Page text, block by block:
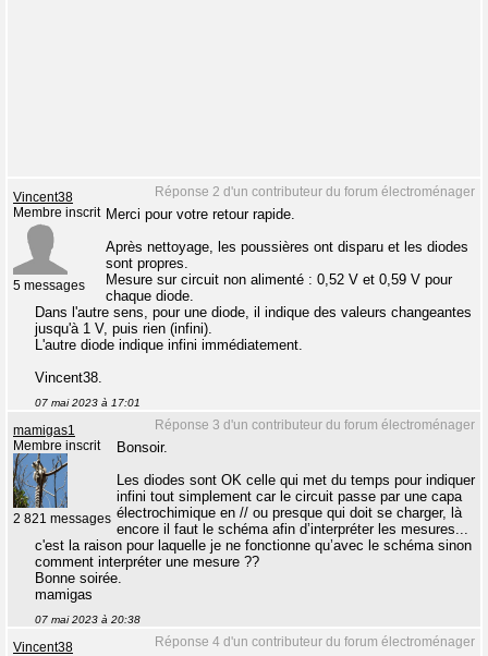
Réponse 2 d'un contributeur du forum électroménager
Vincent38
Membre inscrit
5 messages
Merci pour votre retour rapide.
Après nettoyage, les poussières ont disparu et les diodes
sont propres.
Mesure sur circuit non alimenté : 0,52 V et 0,59 V pour
chaque diode.
Dans l'autre sens, pour une diode, il indique des valeurs changeantes
jusqu'à 1 V, puis rien (infini).
L'autre diode indique infini immédiatement.
Vincent38.
07 mai 2023 à 17:01
Réponse 3 d'un contributeur du forum électroménager
mamigas1
Membre inscrit
2 821 messages
Bonsoir.
Les diodes sont OK celle qui met du temps pour indiquer
infini tout simplement car le circuit passe par une capa
électrochimique en // ou presque qui doit se charger, là
encore il faut le schéma afin d’interpréter les mesures...
c'est la raison pour laquelle je ne fonctionne qu’avec le schéma sinon
comment interpréter une mesure ??
Bonne soirée.
mamigas
07 mai 2023 à 20:38
Réponse 4 d'un contributeur du forum électroménager
Vincent38